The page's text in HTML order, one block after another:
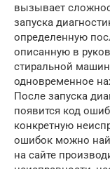
вызывает
запуска
определенную
описанную в
стиральной
одновременное
После запуска
появится код
конкретную
ошибок можно
на сайте